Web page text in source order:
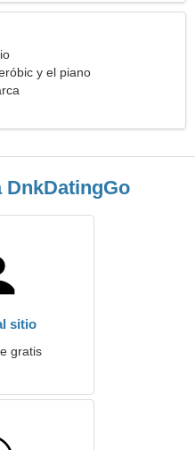
y el piano
sitio
gratis